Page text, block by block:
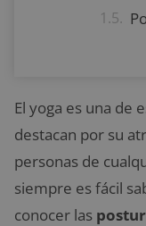
El yoga es una de
destacan por su
personas de
siempre es fácil
conocer las